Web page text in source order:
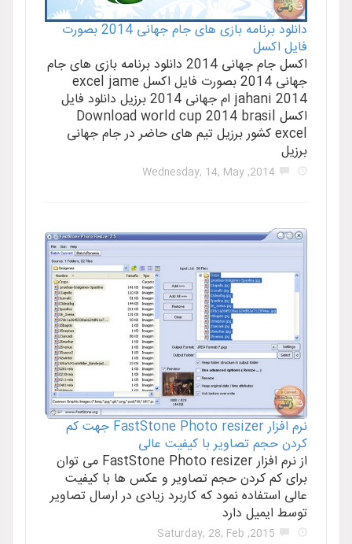
دانلود برنامه بازی های جام جهانی 2014 بصورت
فایل اکسل
اکسل جام جهانی 2014 دانلود برنامه بازی های جام
جهانی 2014 بصورت فایل اکسل excel jame
jahani 2014 ام جهانی 2014 برزیل دانلود فایل
اکسل Download world cup 2014 brasil
excel کشور برزیل تیم های حاضر در جام جهانی
برزیل
2014, Wednesday, 14, May
نرم افزار FastStone Photo resizer جهت کم
کردن حجم تصاویر با کیفیت عالی
از نرم افزار FastStone Photo resizer می توان
برای کم کردن حجم تصاویر و عکس ها با کیفیت
عالی استفاده نمود که کاربرد زیادی در ارسال تصاویر
توسط ایمیل دارد
2015, Saturday, 28, Feb